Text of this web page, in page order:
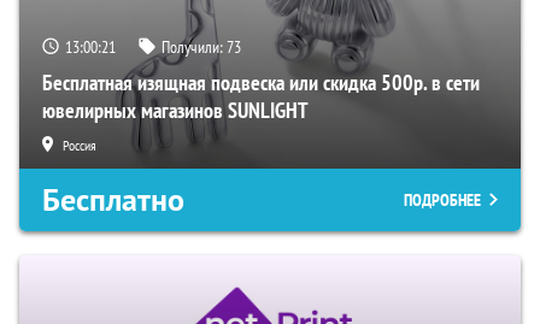
13:00:20 Получили:73
Бесплатная изящная подвеска или скидка 500р. в сети
ювелирных магазинов SUNLIGHT
Россия
Бесплатно ПОДРОБНЕЕ